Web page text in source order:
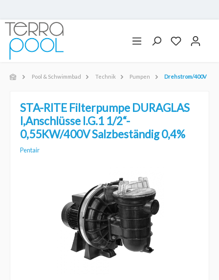
Pool & Schwimmbad Technik Pumpen Drehstrom/400V
STA-RITE Filterpumpe DURAGLAS
I,Anschlüsse I.G.1 1/2“-
0,55KW/400V Salzbeständig 0,4%
Pentair